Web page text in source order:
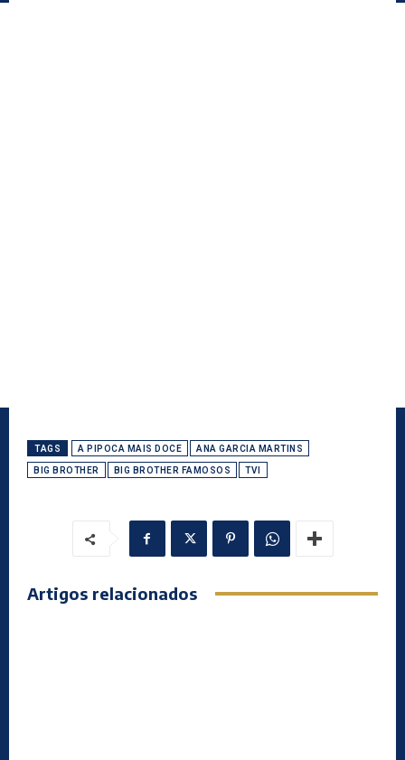
TAGS A PIPOCA MAIS DOCE ANA GARCIA MARTINS
BIG BROTHER BIG BROTHER FAMOSOS TVI
Artigos relacionados